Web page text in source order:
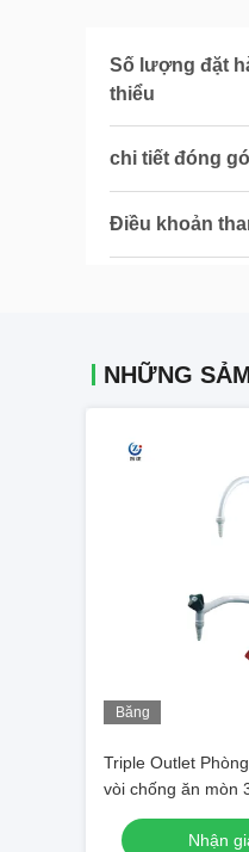
Số lượng đặt
thiểu
chi tiết đóng
Điều khoản
Băng
Triple Outlet
vòi chống ăn mòn
phòng thí nghiệm
Nhận